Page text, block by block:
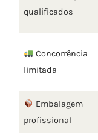
qualificados
Concorrência
limitada
Embalagem
profissional